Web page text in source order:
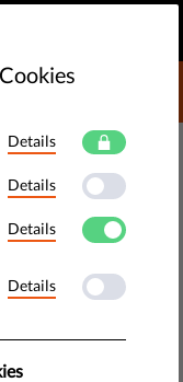
Jahr
schon
zeigt, dass
zunehmend
Details
Details
Details
Details